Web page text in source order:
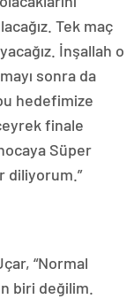
Tek maç
İnşallah o
sonra da
hedefimize
finale
Süper
diliyorum.”
“Normal
biri değilim.